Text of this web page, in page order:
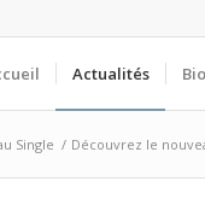
Actualités
Single / Découvrez le